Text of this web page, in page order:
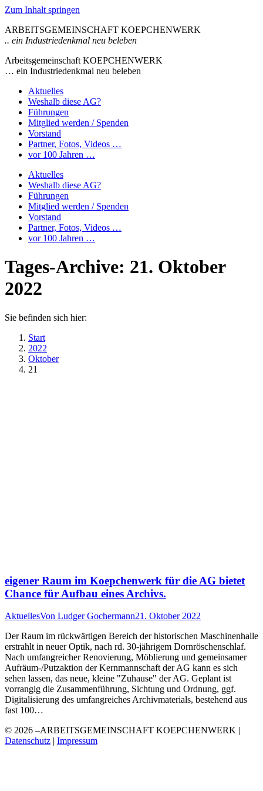
Zum Inhalt springen
ARBEITSGEMEINSCHAFT KOEPCHENWERK
.. ein Industriedenkmal neu beleben
Arbeitsgemeinschaft KOEPCHENWERK
… ein Industriedenkmal neu beleben
Aktuelles
Weshalb diese AG?
Führungen
Mitglied werden / Spenden
Vorstand
Partner, Fotos, Videos …
vor 100 Jahren …
Aktuelles
Weshalb diese AG?
Führungen
Mitglied werden / Spenden
Vorstand
Partner, Fotos, Videos …
vor 100 Jahren …
Tages-Archive: 21. Oktober
2022
Sie befinden sich hier:
Start
2022
Oktober
21
eigener Raum im Koepchenwerk für die AG bietet
Chance für Aufbau eines Archivs.
AktuellesVon Ludger Gochermann21. Oktober 2022
Der Raum im rückwärtigen Bereich der historischen Maschinenhalle
erstrahlt in neuer Optik, nach rd. 30-jährigem Dornröschenschlaf.
Nach umfangreicher Renovierung, Möblierung und gemeinsamer
Aufräum-/Putzaktion der Kernmannschaft der AG kann es sich
sehen lassen, das neue, kleine "Zuhause" der AG. Geplant ist
vorrangig die Zusammenführung, Sichtung und Ordnung, ggf.
Digitalisierung des umfangreiches Archivmaterials, bestehend aus
fast 100…
© 2026 –ARBEITSGEMEINSCHAFT KOEPCHENWERK |
Datenschutz | Impressum